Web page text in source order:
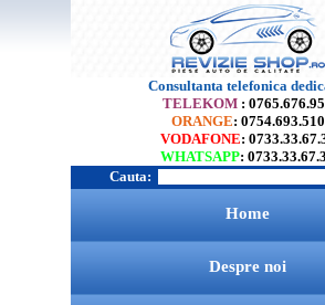
Consultanta telefonica
TELEKOM :
ORANGE: 0754.693.510
VODAFONE:
WHATSAPP:
Cauta:
Home
Despre noi